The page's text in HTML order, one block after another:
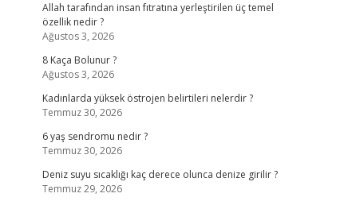
Allah tarafından insan fıtratına yerleştirilen üç temel
özellik nedir ?
Ağustos 3, 2026
8 Kaça Bolunur ?
Ağustos 3, 2026
Kadınlarda yüksek östrojen belirtileri nelerdir ?
Temmuz 30, 2026
6 yaş sendromu nedir ?
Temmuz 30, 2026
Deniz suyu sıcaklığı kaç derece olunca denize girilir ?
Temmuz 29, 2026